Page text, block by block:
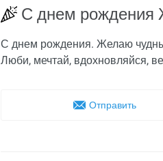
С днем рождения
С днем рождения. Желаю
Люби, мечтай, вдохновляйся,
Отправить